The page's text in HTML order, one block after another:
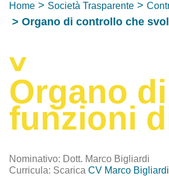
Home Società Trasparente
Organo di controllo che
Organo
funzioni
Nominativo: Dott. Marco Bigliardi
Curricula: ScaricaCV Marco Bigliardi